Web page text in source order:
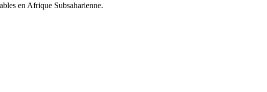
en Afrique Subsaharienne.